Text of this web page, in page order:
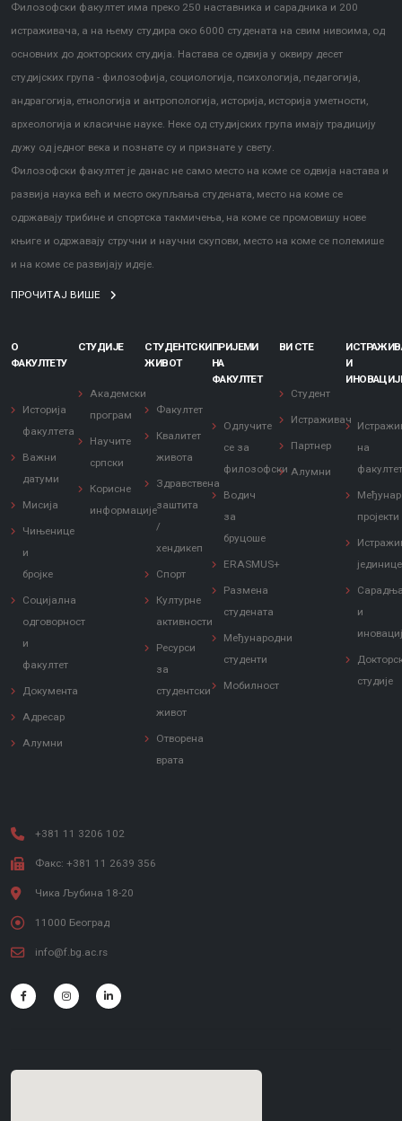
Филозофски факултет има преко 250 наставника и сарадника и 200
истраживача, а на њему студира око 6000 студената на свим нивоима, од
основних до докторских студија. Настава се одвија у оквиру десет
студијских група - филозофија, социологија, психологија, педагогија,
андрагогија, етнологија и антропологија, историја, историја уметности,
археологија и класичне науке. Неке од студијских група имају традицију
дужу од једног века и познате су и признате у свету.
Филозофски факултет је данас не само место на коме се одвија настава и
развија наука већ и место окупљања студената, место на коме се
одржавају трибине и спортска такмичења, на коме се промовишу нове
књиге и одржавају стручни и научни скупови, место на коме се полемише
и на коме се развијају идеје.
ПРОЧИТАЈ ВИШЕ
О
ФАКУЛТЕТУ
Историја
факултета
Важни
датуми
Мисија
Чињенице
и
бројке
Социјална
одговорност
и
факултет
Документа
Адресар
Алумни
СТУДИЈЕ
Академски
програм
Научите
српски
Корисне
информације
СТУДЕНТСКИ
ЖИВОТ
Факултет
Квалитет
живота
Здравствена
заштита
/
хендикеп
Спорт
Културне
активности
Ресурси
за
студентски
живот
Отворена
врата
ПРИЈЕМИ
НА
ФАКУЛТЕТ
Одлучите
се за
филозофски
Водич
за
бруцоше
ERASMUS+
Размена
студената
Међународни
студенти
Мобилност
ВИ СТЕ
Студент
Истраживач
Партнер
Алумни
И
на
пројекти
јединице
и
студије
+381 11 3206 102
Факс: +381 11 2639 356
Чика Љубина 18-20
11000 Београд
info@f.bg.ac.rs